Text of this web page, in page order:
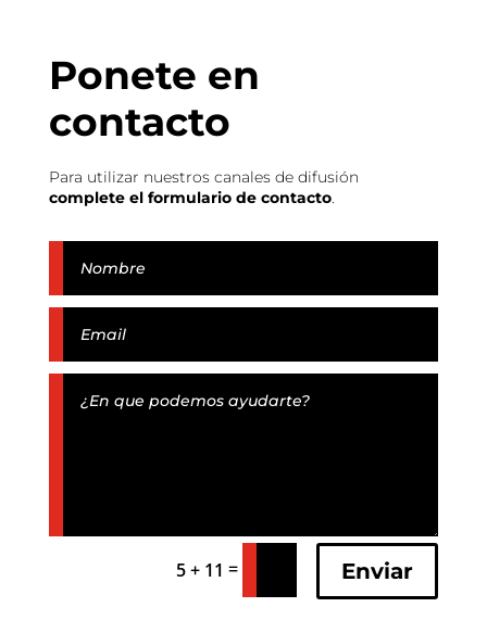
Ponete en
contacto
Para utilizar nuestros canales de difusión
complete el formulario de contacto.
5 + 11 = Enviar